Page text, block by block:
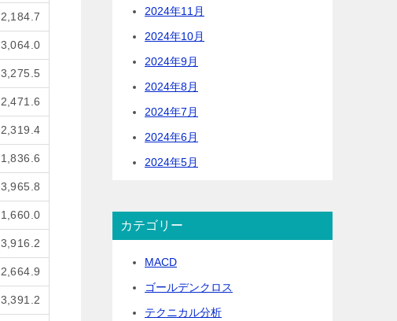
2,184.7
3,064.0
3,275.5
2,471.6
2,319.4
1,836.6
3,965.8
1,660.0
3,916.2
2,664.9
3,391.2
2024年11月
2024年10月
2024年9月
2024年8月
2024年7月
2024年6月
2024年5月
カテゴリー
MACD
ゴールデンクロス
テクニカル分析